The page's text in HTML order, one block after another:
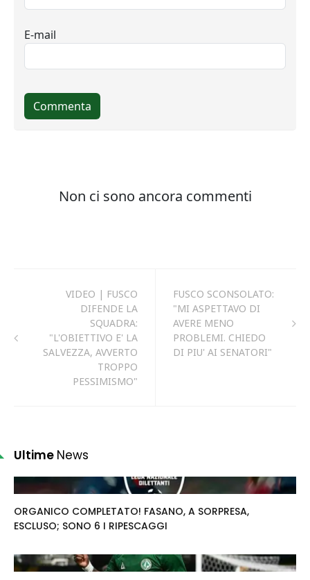
VIDEO | FUSCO
DIFENDE LA
SQUADRA:
"L'OBIETTIVO E' LA
SALVEZZA, AVVERTO
TROPPO
PESSIMISMO"
FUSCO SCONSOLATO:
"MI ASPETTAVO DI
AVERE MENO
PROBLEMI. CHIEDO
DI PIU' AI SENATORI"
Ultime News
ORGANICO COMPLETATO! FASANO, A SORPRESA,
ESCLUSO; SONO 6 I RIPESCAGGI